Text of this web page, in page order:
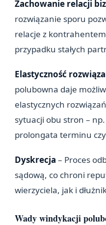
Zachowanie relacji
rozwiązanie sporu
relacje z
przypadku stałych
Elastyczność
polubowna daje
elastycznych
sytuacji obu stron –
prolongata terminu
Dyskrecja – Proces
sądową, co chroni
wierzyciela, jak i
Wady windykacji